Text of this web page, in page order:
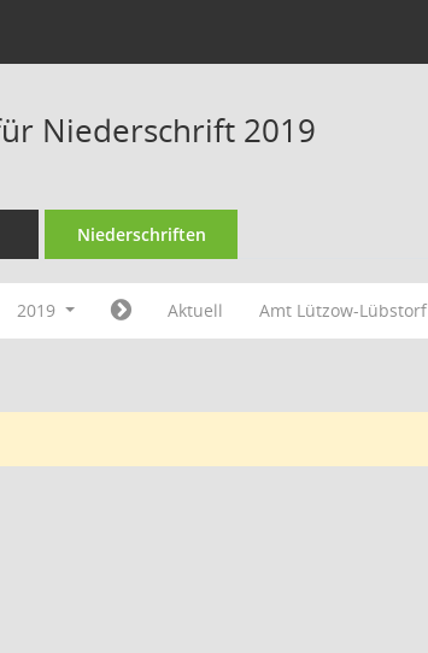
Niederschrift 2019
Niederschriften
2019 Aktuell Amt Lützow-Lübstorf